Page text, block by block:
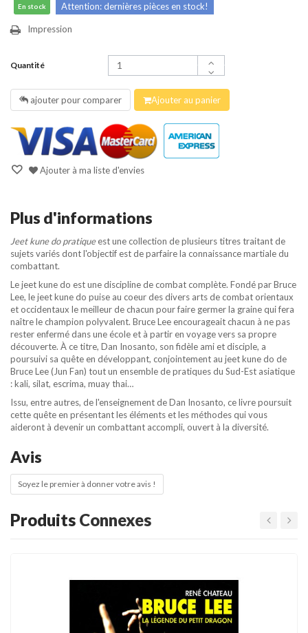
En stock Attention: dernières pièces en stock!
Impression
Quantité
ajouter pour comparer Ajouter au panier
Ajouter à ma liste d'envies
Plus d'informations
Jeet kune do pratiqueest une collection de plusieurs titres traitant de
sujets variés dont l'objectif est de parfaire la connaissance martiale du
combattant.
Le jeet kune do est une discipline de combat complète. Fondé par Bruce
Lee, le jeet kune do puise au coeur des divers arts de combat orientaux
et occidentaux le meilleur de chacun pour faire germer la graine qui fera
naître le champion polyvalent. Bruce Lee encourageait chacun à ne pas
rester enfermé dans une école et à partir en voyage vers sa propre
découverte. À ce titre, Dan Inosanto, son fidèle ami et disciple, a
poursuivi sa quête en développant, conjointement au jeet kune do de
Bruce Lee (Jun Fan) tout un ensemble de pratiques du Sud-Est asiatique
: kali, silat, escrima, muay thai…
Issu, entre autres, de l'enseignement de Dan Inosanto, ce livre poursuit
cette quête en présentant les éléments et les méthodes qui vous
aideront à devenir un combattant accompli, ouvert à la diversité.
Avis
Soyez le premier à donner votre avis !
Produits Connexes